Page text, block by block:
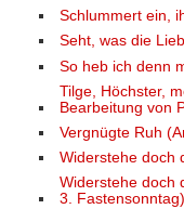
Schlummert ein,
Seht, was die
So heb ich denn
Tilge, Höchster,
Bearbeitung von
Vergnügte Ruh
Widerstehe doch
Widerstehe doch
3. Fastensonntag)